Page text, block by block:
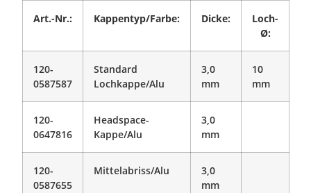
Art.-Nr.: Kappentyp/Farbe: Dicke:
Loch-
Ø:
120-
0587587
Standard
Lochkappe/Alu
3,0
mm
10
mm
120-
0647816
Headspace-
Kappe/Alu
3,0
mm
120-
0587655
Mittelabriss/Alu
3,0
mm